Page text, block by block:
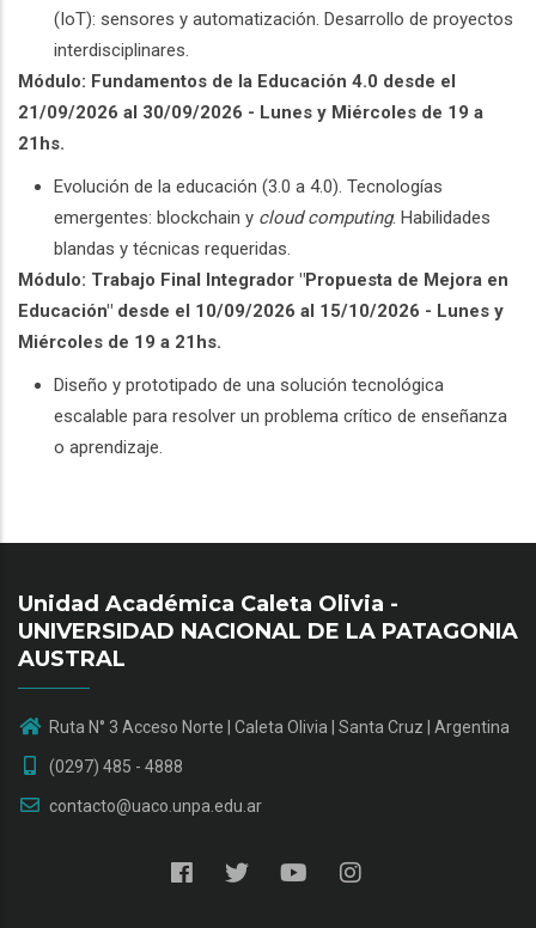
(IoT): sensores y automatización. Desarrollo de proyectos
interdisciplinares.
Módulo: Fundamentos de la Educación 4.0 desde el
21/09/2026 al 30/09/2026 - Lunes y Miércoles de 19 a
21hs.
Evolución de la educación (3.0 a 4.0). Tecnologías
emergentes: blockchain y cloud computing. Habilidades
blandas y técnicas requeridas.
Módulo: Trabajo Final Integrador "Propuesta de Mejora en
Educación" desde el 10/09/2026 al 15/10/2026 - Lunes y
Miércoles de 19 a 21hs.
Diseño y prototipado de una solución tecnológica
escalable para resolver un problema crítico de enseñanza
o aprendizaje.
Unidad Académica Caleta Olivia -
UNIVERSIDAD NACIONAL DE LA PATAGONIA
AUSTRAL
Ruta N° 3 Acceso Norte | Caleta Olivia | Santa Cruz | Argentina
(0297) 485 - 4888
contacto@uaco.unpa.edu.ar